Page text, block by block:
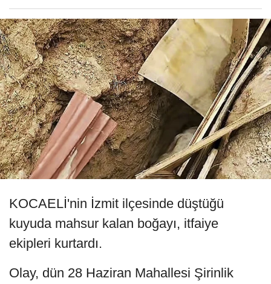
KOCAELİ'nin İzmit ilçesinde düştüğü
kuyuda mahsur kalan boğayı, itfaiye
ekipleri kurtardı.
Olay, dün 28 Haziran Mahallesi Şirinlik